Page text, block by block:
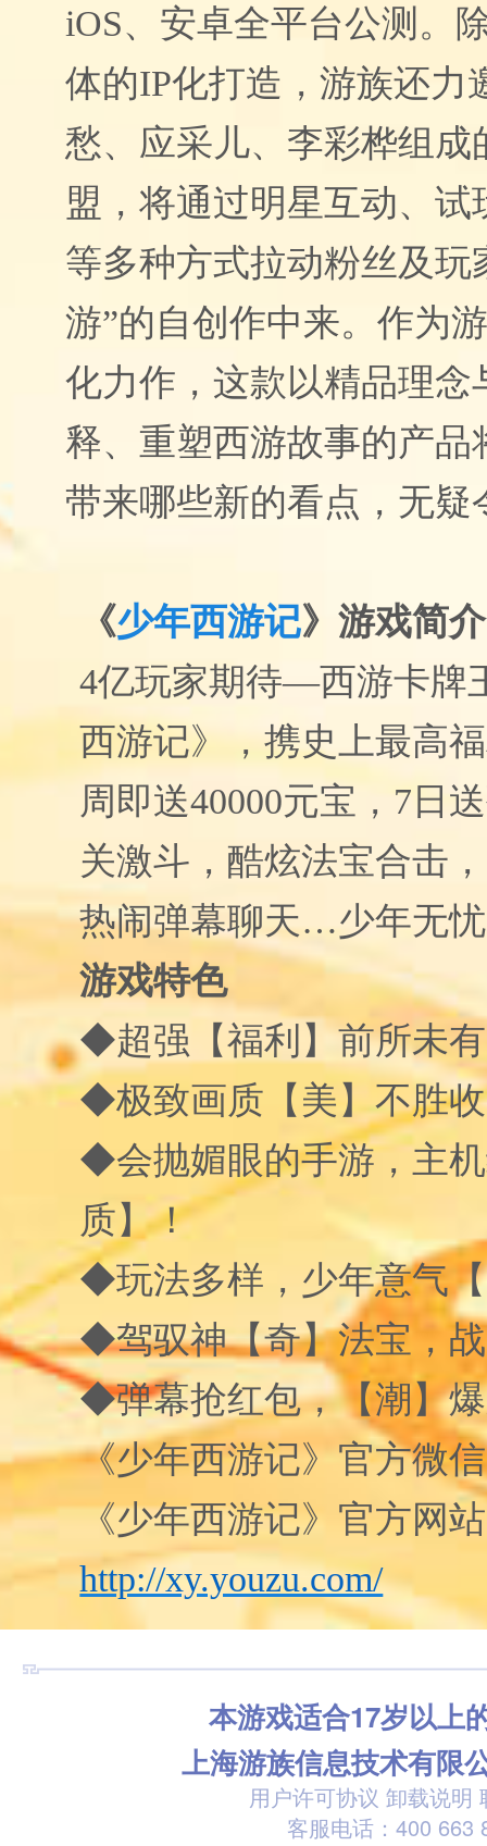
iOS、安卓全平台公测。
体的IP化打造，游族还力
愁、应采儿、李彩桦组成
盟，将通过明星互动、试
等多种方式拉动粉丝及玩
游”的自创作中来。 作为
化力作， 这款以精品理念
释、重塑西游故事的产品
带来哪些新的看点，无疑
《少年西游记》游戏简介
4亿玩家期待—西游卡牌
西游记》，携史上最高
周即送40000元宝， 7 日
关激斗，酷炫法宝合击
热闹弹幕聊天…少年无
游戏特色
◆超强【福利】前所未
◆极致画质【美】不胜
◆会抛媚眼的手游，主
质】！
◆玩法多样，少年意气
◆驾驭神【奇】法宝，
◆弹幕抢红包，【潮】
《少年西游记》官方微
《少年西游记》官方网
http://xy.youzu.com/
本游戏适合17岁以上
上海游族信息技术有限
用户许可协议 卸载说明
客服电话：400 663